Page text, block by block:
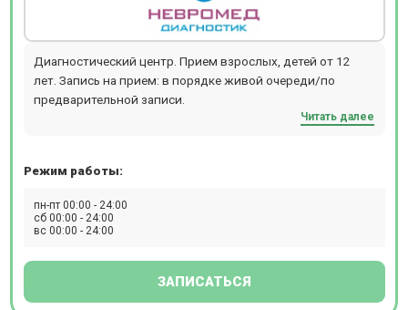
Диагностический центр. Прием взрослых, детей от 12
лет. Запись на прием: в порядке живой очереди/по
предварительной записи.
Читать далее
Режим работы:
пн-пт 00:00 - 24:00
сб 00:00 - 24:00
вс 00:00 - 24:00
ЗАПИСАТЬСЯ